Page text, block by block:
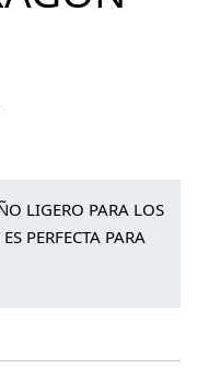
LIGERO PARA LOS
PERFECTA PARA